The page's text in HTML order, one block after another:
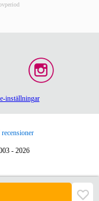
inställningar
recensioner
- 2026